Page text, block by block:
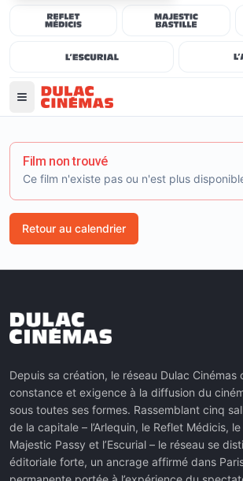
Film non trouvé
Ce film n'existe pas ou n'est plus
Retour au calendrier
Depuis sa création, le réseau Dulac
constance et exigence à la diffusion du
sous toutes ses formes. Rassemblant cinq
de la capitale – l’Arlequin, le Reflet Médicis,
Majestic Passy et l’Escurial – le réseau se
éditoriale forte, un ancrage affirmé dans